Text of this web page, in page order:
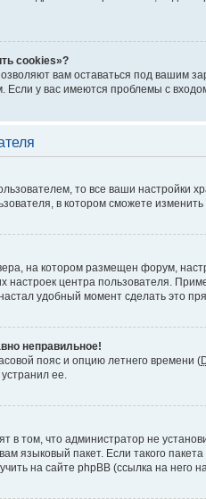
cookies»?
вам оставаться под вашим
Если у вас имеются проблемы с
то все ваши настройки
в котором сможете изменить
на котором размещен форум,
настроек центра пользователя.
удобный момент сделать это
неправильное!
пояс и опцию летнего времени (
ее.
в том, что администратор не
языковый пакет. Если такого
на сайте phpBB (ссылка на него